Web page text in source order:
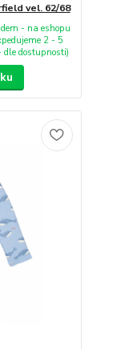
vel. 62/68
- na eshopu
2 - 5
dle dostupnosti)